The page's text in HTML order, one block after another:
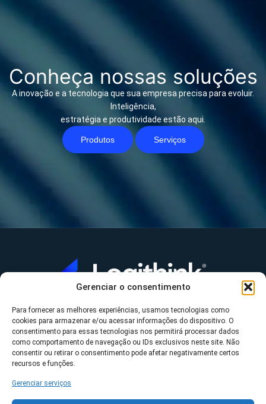
Gerenciar o consentimento
Para fornecer as melhores experiências, usamos tecnologias como
cookies para armazenar e/ou acessar informações do dispositivo. O
consentimento para essas tecnologias nos permitirá processar dados
como comportamento de navegação ou IDs exclusivos neste site. Não
consentir ou retirar o consentimento pode afetar negativamente certos
recursos e funções.
Gerenciar serviços
Conheça nossas soluções
A inovação e a tecnologia que sua empresa precisa para evoluir.
Inteligência,
estratégia e produtividade estão aqui.
Produtos Serviços
A Logithink
O que fazemos
Contato